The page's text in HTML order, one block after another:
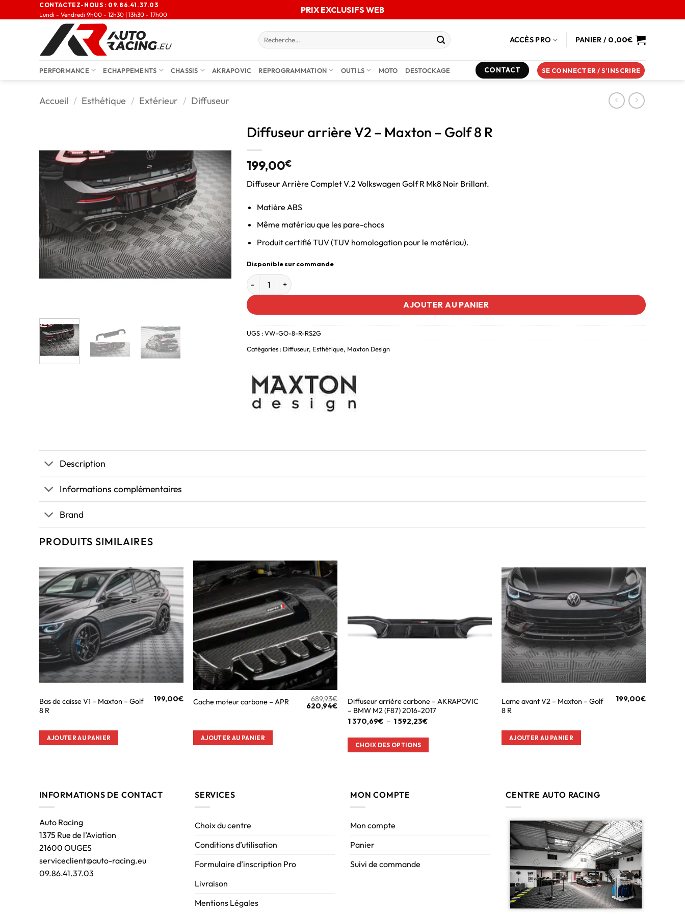
CONTACTEZ-NOUS : 09.86.41.37.03
Lundi - Vendredi 9h00 - 12h30 | 13h30 - 17h00
PRIX EXCLUSIFS WEB
ACCÈS PRO PANIER / 0,00€
PERFORMANCE ECHAPPEMENTS CHASSIS AKRAPOVIC REPROGRAMMATION OUTILS MOTO DESTOCKAGE CONTACT SE CONNECTER / S’INSCRIRE
Accueil / Esthétique / Extérieur / Diffuseur
Diffuseur arrière V2 – Maxton – Golf 8 R
199,00€
Diffuseur Arrière Complet V.2 Volkswagen Golf R Mk8 Noir Brillant.
Matière ABS
Même matériau que les pare-chocs
Produit certifié TUV (TUV homologation pour le matériau).
Disponible sur commande
AJOUTER AU PANIER
UGS :VW-GO-8-R-RS2G
Catégories : Diffuseur, Esthétique, Maxton Design
Description
Informations complémentaires
Brand
PRODUITS SIMILAIRES
Bas de caisse V1 – Maxton – Golf
8 R
199,00€
AJOUTER AU PANIER
Cache moteur carbone – APR 689,93€
620,94€
AJOUTER AU PANIER
Diffuseur arrière carbone – AKRAPOVIC
– BMW M2 (F87) 2016-2017
1 370,69€ – 1 592,23€
CHOIX DES OPTIONS
Lame avant V2 – Maxton – Golf
8 R
199,00€
AJOUTER AU PANIER
INFORMATIONS DE CONTACT
Auto Racing
1375 Rue de l’Aviation
21600 OUGES
serviceclient@auto-racing.eu
09.86.41.37.03
SERVICES
Choix du centre
Conditions d’utilisation
Formulaire d’inscription Pro
Livraison
Mentions Légales
MON COMPTE
Mon compte
Panier
Suivi de commande
CENTRE AUTO RACING